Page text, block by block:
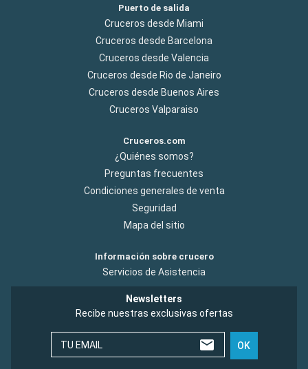
Puerto de salida
Cruceros desde Miami
Cruceros desde Barcelona
Cruceros desde Valencia
Cruceros desde Rio de Janeiro
Cruceros desde Buenos Aires
Cruceros Valparaiso
Cruceros.com
¿Quiénes somos?
Preguntas frecuentes
Condiciones generales de venta
Seguridad
Mapa del sitio
Información sobre crucero
Servicios de Asistencia
Newsletters
Recibe nuestras exclusivas ofertas
TU EMAIL OK